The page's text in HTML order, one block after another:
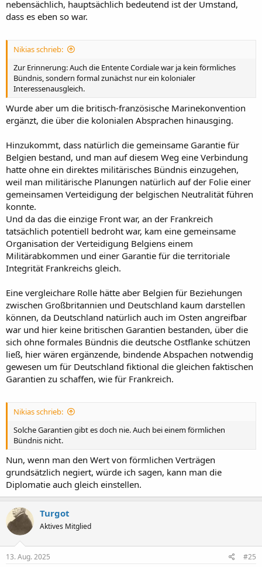
nebensächlich, hauptsächlich bedeutend ist der Umstand,
dass es eben so war.
Nikias schrieb:
Zur Erinnerung: Auch die Entente Cordiale war ja kein förmliches
Bündnis, sondern formal zunächst nur ein kolonialer
Interessenausgleich.
Wurde aber um die britisch-französische Marinekonvention
ergänzt, die über die kolonialen Absprachen hinausging.
Hinzukommt, dass natürlich die gemeinsame Garantie für
Belgien bestand, und man auf diesem Weg eine Verbindung
hatte ohne ein direktes militärisches Bündnis einzugehen,
weil man militärische Planungen natürlich auf der Folie einer
gemeinsamen Verteidigung der belgischen Neutralität führen
konnte.
Und da das die einzige Front war, an der Frankreich
tatsächlich potentiell bedroht war, kam eine gemeinsame
Organisation der Verteidigung Belgiens einem
Militärabkommen und einer Garantie für die territoriale
Integrität Frankreichs gleich.
Eine vergleichare Rolle hätte aber Belgien für Beziehungen
zwischen Großbritannien und Deutschland kaum darstellen
können, da Deutschland natürlich auch im Osten angreifbar
war und hier keine britischen Garantien bestanden, über die
sich ohne formales Bündnis die deutsche Ostflanke schützen
ließ, hier wären ergänzende, bindende Abspachen notwendig
gewesen um für Deutschland fiktional die gleichen faktischen
Garantien zu schaffen, wie für Frankreich.
Nikias schrieb:
Solche Garantien gibt es doch nie. Auch bei einem förmlichen
Bündnis nicht.
Nun, wenn man den Wert von förmlichen Verträgen
grundsätzlich negiert, würde ich sagen, kann man die
Diplomatie auch gleich einstellen.
Turgot
Aktives Mitglied
13. Aug. 2025 #25